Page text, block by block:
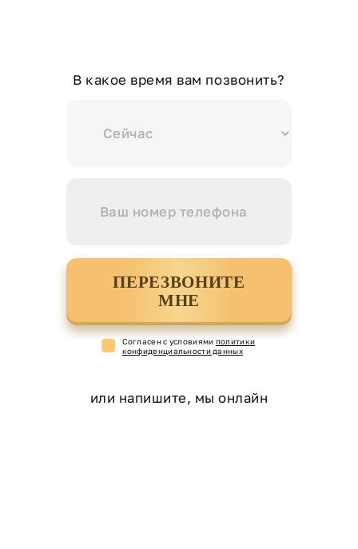
В какое время вам позвонить?
ПЕРЕЗВОНИТЕ
МНЕ
Cогласен с условиями политики
конфиденциальности данных
или напишите, мы онлайн